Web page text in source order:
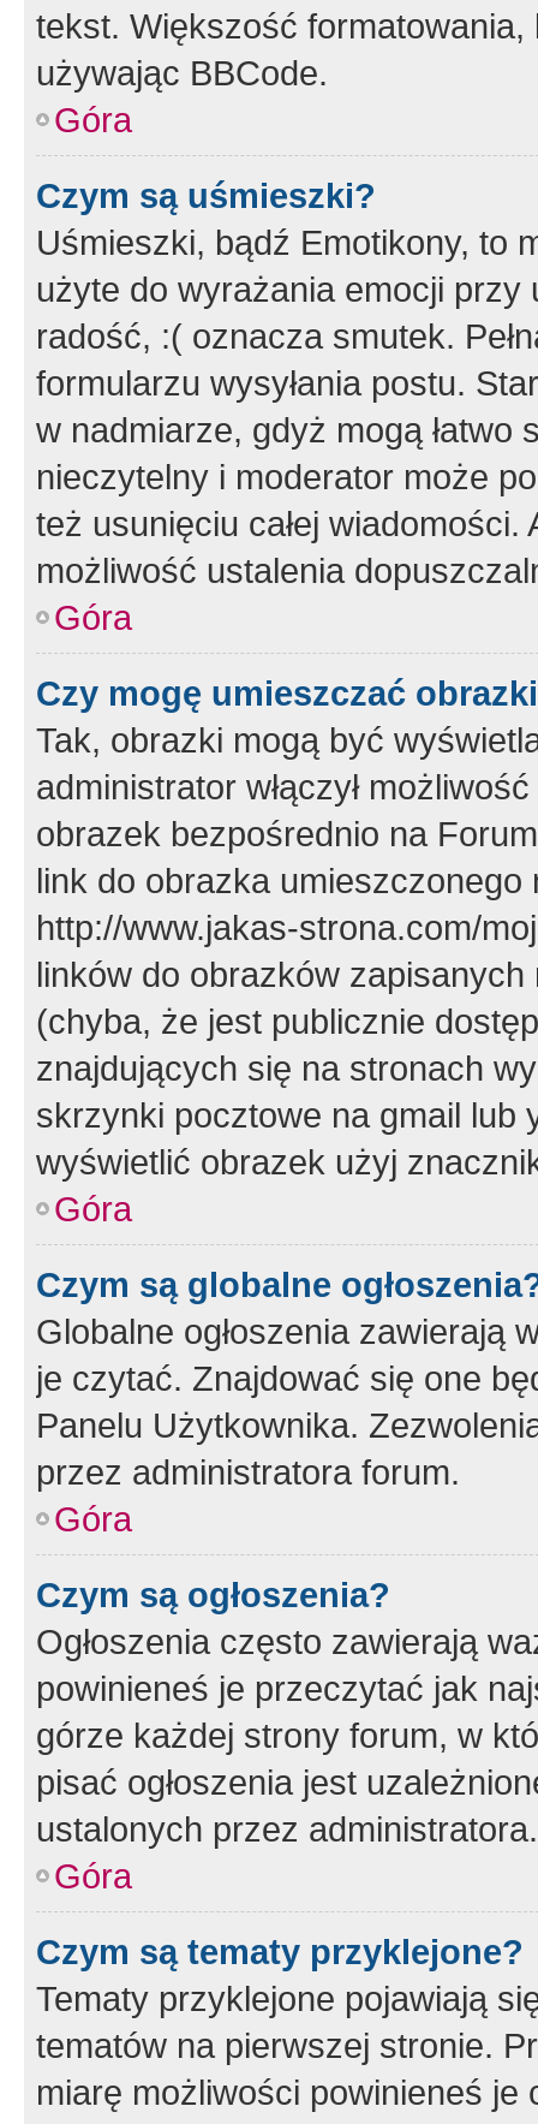
tekst. Większość
używając BBCode.
Góra
Czym są uśmieszki?
Uśmieszki, bądź Emotikony, to
użyte do wyrażania emocji
radość, :( oznacza smutek.
formularzu wysyłania postu.
w nadmiarze, gdyż mogą
nieczytelny i moderator może
też usunięciu całej
możliwość ustalenia
Góra
Czy mogę umieszczać
Tak, obrazki mogą być
administrator włączył
obrazek bezpośrednio na
link do obrazka
http://www.jakas-strona.com/
linków do obrazków
(chyba, że jest publicznie
znajdujących się na stronach
skrzynki pocztowe na gmail lub
wyświetlić obrazek użyj
Góra
Czym są globalne
Globalne ogłoszenia zawierają
je czytać. Znajdować się one
Panelu Użytkownika.
przez administratora forum.
Góra
Czym są ogłoszenia?
Ogłoszenia często zawierają
powinieneś je przeczytać jak
górze każdej strony forum, w
pisać ogłoszenia jest
ustalonych przez administratora.
Góra
Czym są tematy przyklejone?
Tematy przyklejone pojawiają
tematów na pierwszej stronie.
miarę możliwości powinieneś je